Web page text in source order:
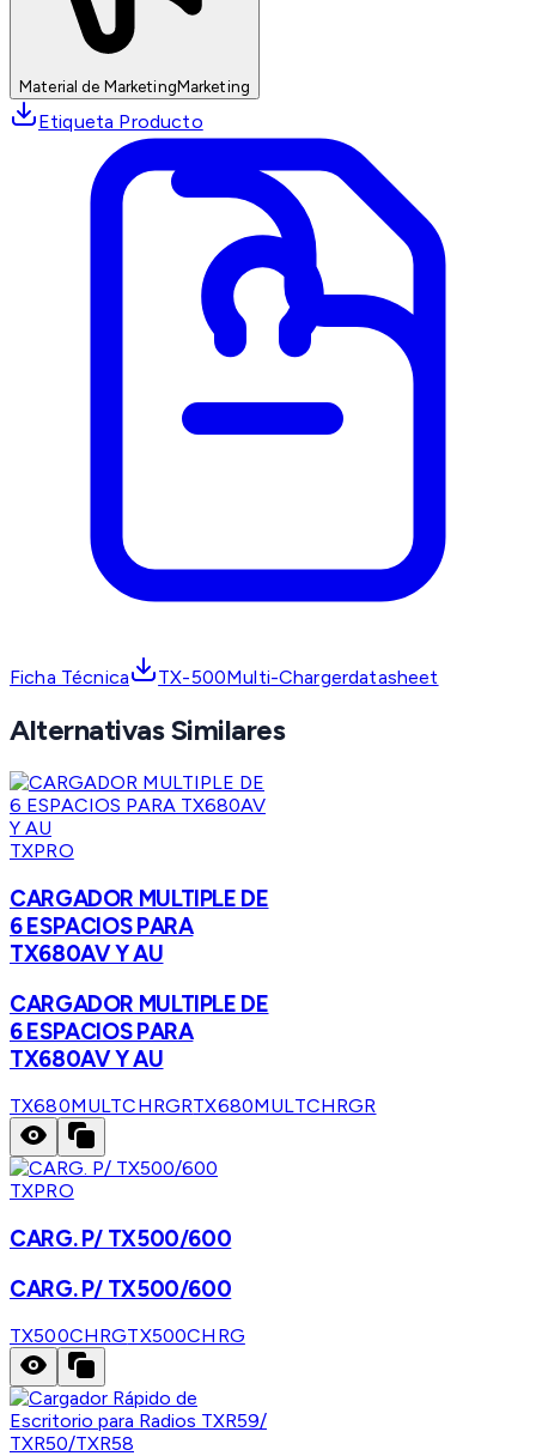
Material de MarketingMarketing
Etiqueta Producto
Ficha Técnica TX-500Multi-Chargerdatasheet
Alternativas Similares
TXPRO
CARGADOR MULTIPLE DE
6 ESPACIOS PARA
TX680AV Y AU
CARGADOR MULTIPLE DE
6 ESPACIOS PARA
TX680AV Y AU
TX680MULTCHRGRTX680MULTCHRGR
TXPRO
CARG. P/ TX500/600
CARG. P/ TX500/600
TX500CHRGTX500CHRG